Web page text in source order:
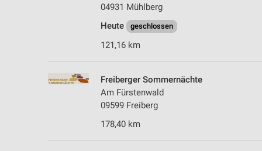
04931 Mühlberg
Heute
geschlossen
121,16 km
Freiberger Sommernächte
Am Fürstenwald
09599 Freiberg
178,40 km
Geräte anhand von aktiv angeforderten Informationen
Notwendig